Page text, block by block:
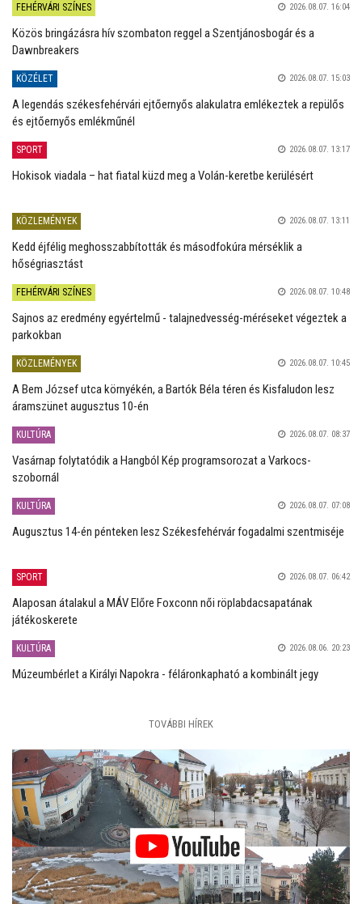
FEHÉRVÁRI SZÍNES 2026.08.07. 16:04
Közös bringázásra hív szombaton reggel a Szentjánosbogár és a
Dawnbreakers
KÖZÉLET 2026.08.07. 15:03
A legendás székesfehérvári ejtőernyős alakulatra emlékeztek a repülős
és ejtőernyős emlékműnél
SPORT 2026.08.07. 13:17
Hokisok viadala – hat fiatal küzd meg a Volán-keretbe kerülésért
KÖZLEMÉNYEK 2026.08.07. 13:11
Kedd éjfélig meghosszabbították és másodfokúra mérséklik a
hőségriasztást
FEHÉRVÁRI SZÍNES 2026.08.07. 10:48
Sajnos az eredmény egyértelmű - talajnedvesség-méréseket végeztek a
parkokban
KÖZLEMÉNYEK 2026.08.07. 10:45
A Bem József utca környékén, a Bartók Béla téren és Kisfaludon lesz
áramszünet augusztus 10-én
KULTÚRA 2026.08.07. 08:37
Vasárnap folytatódik a Hangból Kép programsorozat a Varkocs-
szobornál
KULTÚRA 2026.08.07. 07:08
Augusztus 14-én pénteken lesz Székesfehérvár fogadalmi szentmiséje
SPORT 2026.08.07. 06:42
Alaposan átalakul a MÁV Előre Foxconn női röplabdacsapatának
játékoskerete
KULTÚRA 2026.08.06. 20:23
Múzeumbérlet a Királyi Napokra - féláronkapható a kombinált jegy
TOVÁBBI HÍREK